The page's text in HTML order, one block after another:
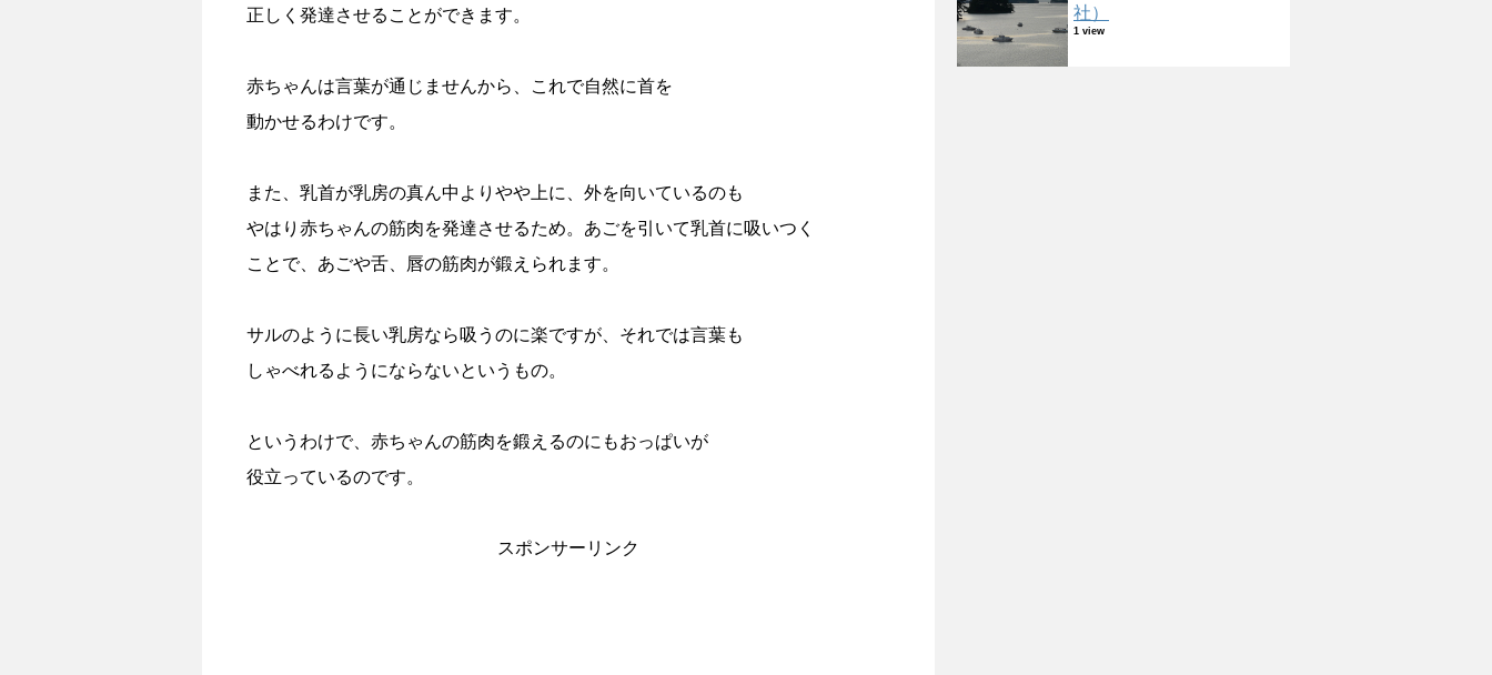
正しく発達させることができます。
赤ちゃんは言葉が通じませんから、これで自然に首を
動かせるわけです。
また、乳首が乳房の真ん中よりやや上に、外を向いているのも
やはり赤ちゃんの筋肉を発達させるため。あごを引いて乳首に吸いつく
ことで、あごや舌、唇の筋肉が鍛えられます。
サルのように長い乳房なら吸うのに楽ですが、それでは言葉も
しゃべれるようにならないというもの。
というわけで、赤ちゃんの筋肉を鍛えるのにもおっぱいが
役立っているのです。
スポンサーリンク
社）
1 view